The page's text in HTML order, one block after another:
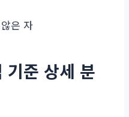
은 자
기준 상세 분